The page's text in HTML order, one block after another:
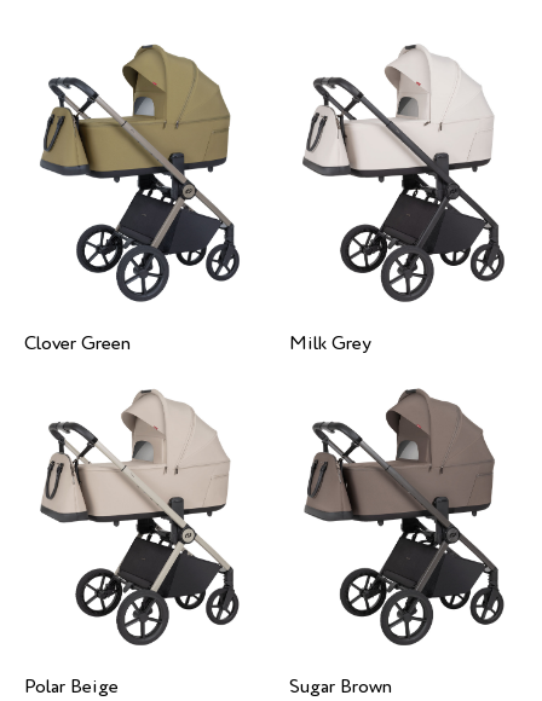
Clover Green Milk Grey
Polar Beige Sugar Brown